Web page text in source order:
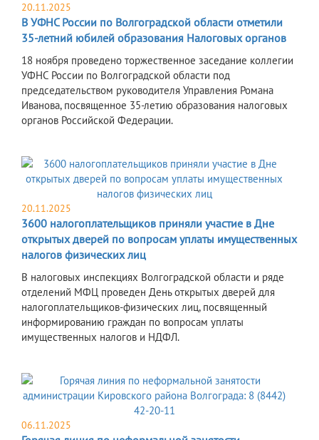
20.11.2025
В УФНС России по Волгоградской области отметили
35-летний юбилей образования Налоговых органов
18 ноября проведено торжественное заседание коллегии
УФНС России по Волгоградской области под
председательством руководителя Управления Романа
Иванова, посвященное 35-летию образования налоговых
органов Российской Федерации.
20.11.2025
3600 налогоплательщиков приняли участие в Дне
открытых дверей по вопросам уплаты имущественных
налогов физических лиц
В налоговых инспекциях Волгоградской области и ряде
отделений МФЦ проведен День открытых дверей для
налогоплательщиков-физических лиц, посвященный
информированию граждан по вопросам уплаты
имущественных налогов и НДФЛ.
06.11.2025